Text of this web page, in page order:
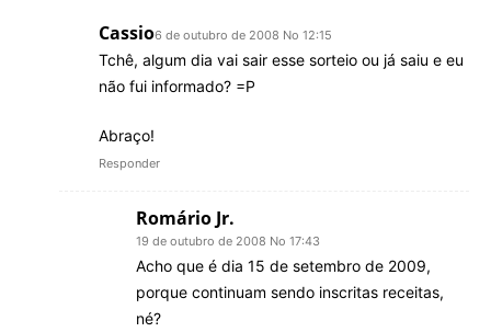
Cassio6 de outubro de 2008 No 12:15
Tchê, algum dia vai sair esse sorteio ou já saiu e eu
não fui informado? =P
Abraço!
Responder
Romário Jr.
19 de outubro de 2008 No 17:43
Acho que é dia 15 de setembro de 2009,
porque continuam sendo inscritas receitas,
né?